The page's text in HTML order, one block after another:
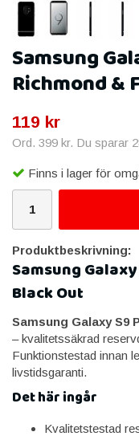
Samsung
Richmond &
119 kr
Ord. 399 kr. Du sparar
Finns i lager för
Produktbeskrivning:
Samsung
Black Out
Samsung Galaxy S9
– kvalitetssäkrad
Funktionstestad innan
livstidsgaranti.
Det här ingår
Kvalitetstestad